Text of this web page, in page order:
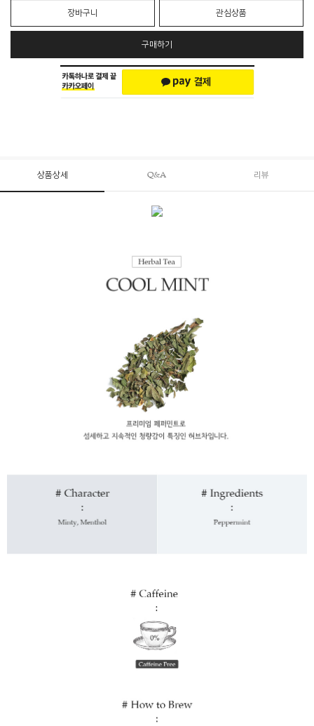
장바구니 관심상품
구매하기
상품상세 Q&A 리뷰